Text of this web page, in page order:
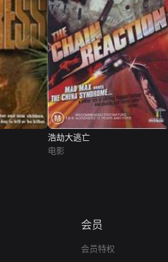
浩劫大逃亡
电影
会员
会员特权